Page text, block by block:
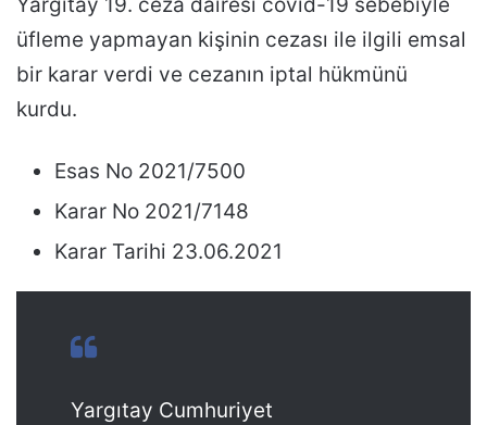
Yargıtay 19. ceza dairesi covid-19 sebebiyle
üfleme yapmayan kişinin cezası ile ilgili emsal
bir karar verdi ve cezanın iptal hükmünü
kurdu.
Esas No 2021/7500
Karar No 2021/7148
Karar Tarihi 23.06.2021
Yargıtay Cumhuriyet